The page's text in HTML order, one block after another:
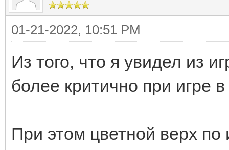
01-21-2022, 10:51 PM
Из того, что я увидел из
более критично при игре
При этом цветной верх по